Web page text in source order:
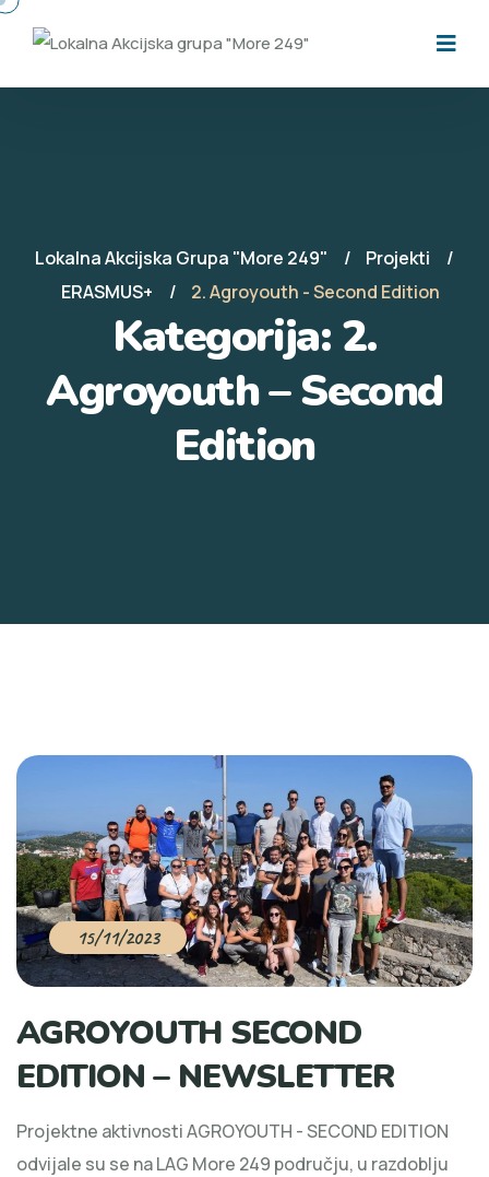
Lokalna Akcijska Grupa "More 249"
Projekti
ERASMUS+
2. Agroyouth - Second Edition
Kategorija: 2.
Agroyouth – Second
Edition
15/11/2023
AGROYOUTH SECOND
EDITION – NEWSLETTER
Projektne aktivnosti AGROYOUTH - SECOND EDITION
odvijale su se na LAG More 249 području, u razdoblju